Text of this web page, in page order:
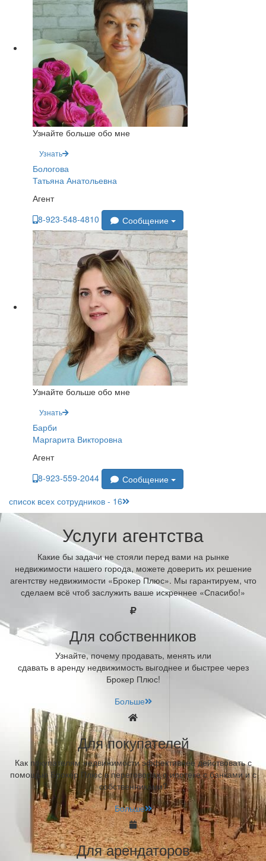
Узнайте больше обо мне
Узнать
Бологова
Татьяна Анатольевна
Агент
8-923-548-4810
Сообщение
Узнайте больше обо мне
Узнать
Барби
Маргарита Викторовна
Агент
8-923-559-2044
Сообщение
список всех сотрудников - 16
Услуги агентства
Какие бы задачи не стояли перед вами на рынке
недвижимости нашего города, можете доверить их решение
агентству недвижимости «Брокер Плюс». Мы гарантируем, что
сделаем всё чтоб заслужить ваше искреннее «Спасибо!»
Для собственников
Узнайте, почему продавать, менять или
сдавать в аренду недвижимость выгоднее и быстрее через
Брокер Плюс!
Больше
Для покупателей
Как покупателям недвижимости эффективнее действовать с
помощью Брокер Плюс в переговорах о ипотеке с банками и с
собственниками?
Больше
Для арендаторов